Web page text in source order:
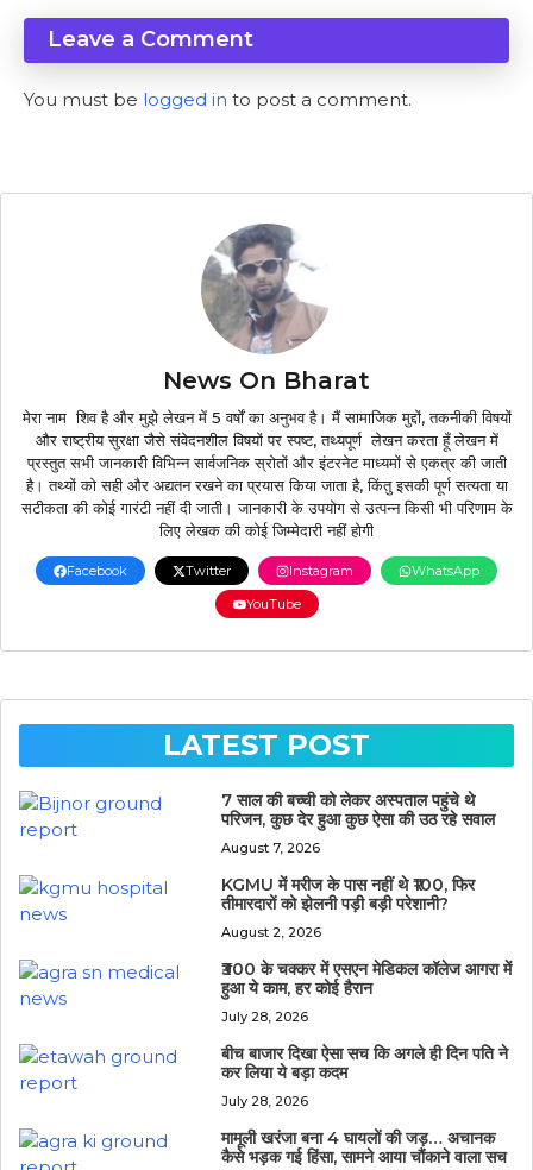
Leave a Comment
You must be logged in to post a comment.
News On Bharat
मेरा नाम शिव है और मुझे लेखन में 5 वर्षों का अनुभव है। मैं सामाजिक मुद्दों, तकनीकी विषयों
और राष्ट्रीय सुरक्षा जैसे संवेदनशील विषयों पर स्पष्ट, तथ्यपूर्ण लेखन करता हूँ लेखन में
प्रस्तुत सभी जानकारी विभिन्न सार्वजनिक स्रोतों और इंटरनेट माध्यमों से एकत्र की जाती
है। तथ्यों को सही और अद्यतन रखने का प्रयास किया जाता है, किंतु इसकी पूर्ण सत्यता या
सटीकता की कोई गारंटी नहीं दी जाती। जानकारी के उपयोग से उत्पन्न किसी भी परिणाम के
लिए लेखक की कोई जिम्मेदारी नहीं होगी
Facebook Twitter Instagram
WhatsApp
YouTube
LATEST POST
7 साल की बच्ची को लेकर अस्पताल पहुंचे थे
परिजन, कुछ देर हुआ कुछ ऐसा की उठ रहे सवाल
August 7, 2026
KGMU में मरीज के पास नहीं थे ₹100, फिर
तीमारदारों को झेलनी पड़ी बड़ी परेशानी?
August 2, 2026
₹300 के चक्कर में एसएन मेडिकल कॉलेज आगरा में
हुआ ये काम, हर कोई हैरान
July 28, 2026
बीच बाजार दिखा ऐसा सच कि अगले ही दिन पति ने
कर लिया ये बड़ा कदम
July 28, 2026
मामूली खरंजा बना 4 घायलों की जड़… अचानक
कैसे भड़क गई हिंसा, सामने आया चौंकाने वाला सच